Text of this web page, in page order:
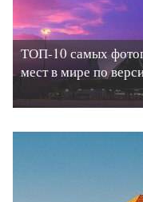
ТОП-10 самых
мест в мире по